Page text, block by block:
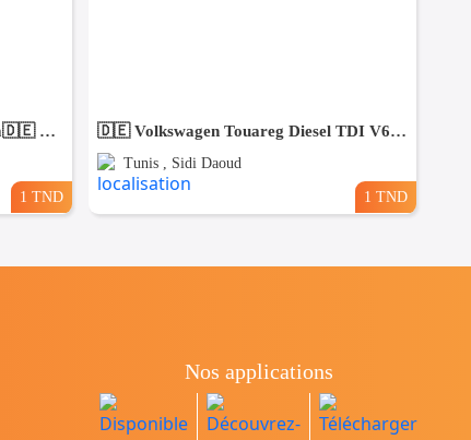
Mercedes C200 2020/08 60.000km🇩🇪 ⛔️ on accepte l échange des voitures
1 TND
🇩🇪 Volkswagen Touareg Diesel TDI V6 2010 🇩🇪 ⛔️ on accepte l échange des voitures ⛔️
Tunis , Sidi Daoud
1 TND
Nos applications